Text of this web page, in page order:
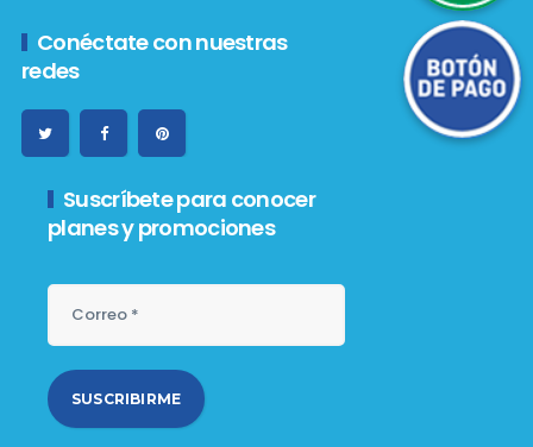
Conéctate con nuestras
redes
Suscríbete para conocer
planes y promociones
Botón de Pago